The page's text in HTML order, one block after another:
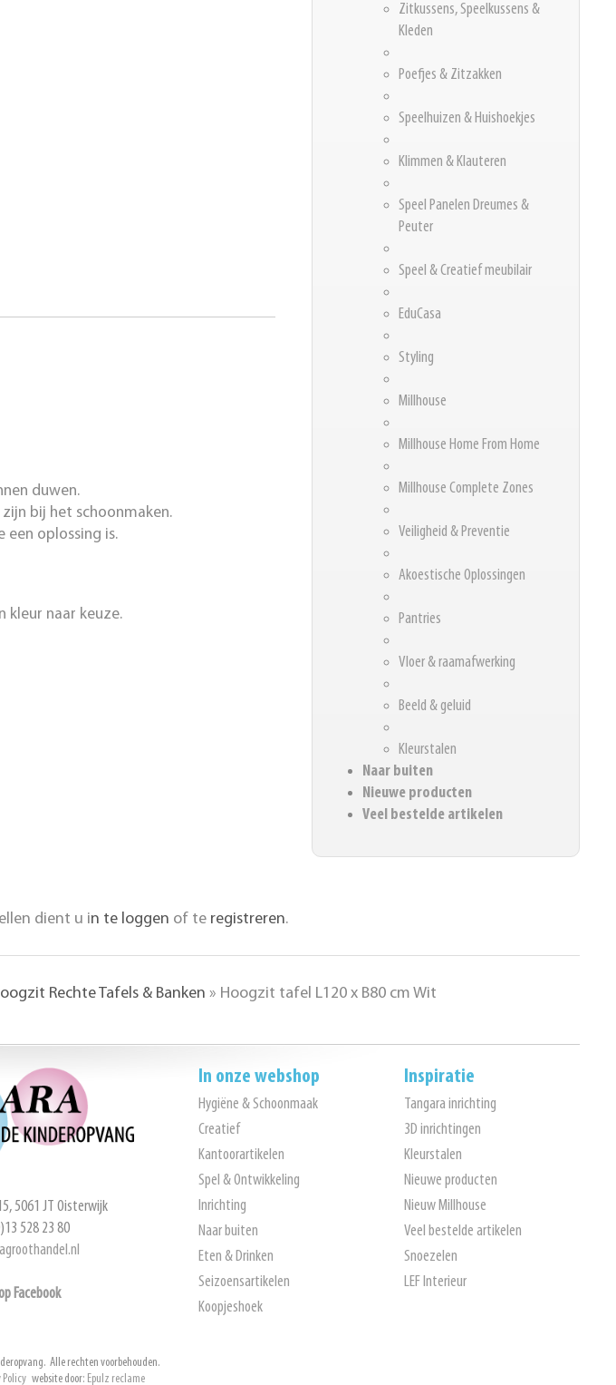
Zitkussens, Speelkussens &
Kleden
Poefjes & Zitzakken
Speelhuizen & Huishoekjes
Klimmen & Klauteren
Speel Panelen Dreumes &
Peuter
Speel & Creatief meubilair
EduCasa
Styling
Millhouse
Millhouse Home From Home
Millhouse Complete Zones
Veiligheid & Preventie
Akoestische Oplossingen
Pantries
Vloer & raamafwerking
Beeld & geluid
Kleurstalen
Naar buiten
Nieuwe producten
Veel bestelde artikelen
duwen.
bij het schoonmaken.
oplossing is.
kleur naar keuze.
dient u in te loggen of te registreren.
Rechte Tafels & Banken » Hoogzit tafel L120 x B80 cm Wit
5061 JT Oisterwijk
528 23 80
Facebook
In onze webshop
Hygiëne & Schoonmaak
Creatief
Kantoorartikelen
Spel & Ontwikkeling
Inrichting
Naar buiten
Eten & Drinken
Seizoensartikelen
Koopjeshoek
Inspiratie
Tangara inrichting
3D inrichtingen
Kleurstalen
Nieuwe producten
Nieuw Millhouse
Veel bestelde artikelen
Snoezelen
LEF Interieur
Alle rechten voorbehouden.
Policy website door: Epulz reclame